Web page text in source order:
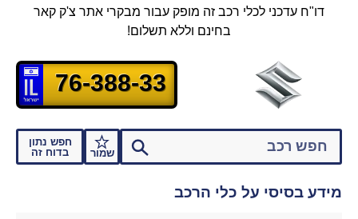
דו"ח עדכני לכלי רכב זה מופק עבור מבקרי אתר צ'ק קאר
בחינם וללא תשלום!
שמור
חפש נתון
בדוח זה
76-388-33
מידע בסיסי על כלי הרכב